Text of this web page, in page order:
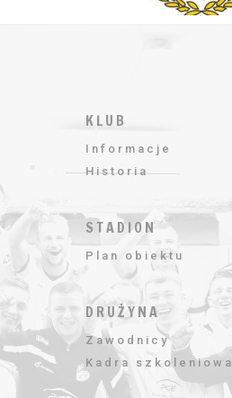
KLUB
Informacje
Historia
STADION
Plan obiektu
DRUŻYNA
Zawodnicy
Kadra szkoleniowa